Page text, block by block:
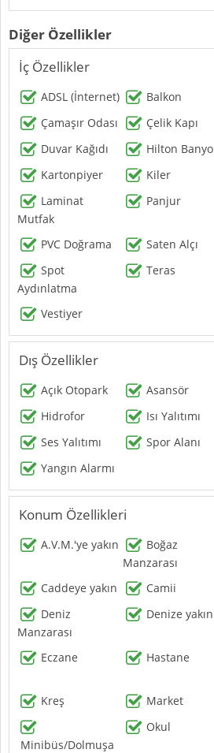
Diğer Özellikler
İç Özellikler
ADSL (İnternet) Balkon
Çamaşır Odası
Çelik Kapı
Duvar Kağıdı
Hilton Banyo
Kartonpiyer
Kiler
Laminat
Mutfak
Panjur
PVC Doğrama Saten Alçı
Spot
Aydınlatma
Teras
Vestiyer
Dış Özellikler
Açık Otopark Asansör
Hidrofor
Isı Yalıtımı
Ses Yalıtımı
Spor Alanı
Yangın Alarmı
Konum Özellikleri
A.V.M.'ye yakın
Boğaz
Manzarası
Caddeye yakın
Camii
Deniz
Manzarası
Denize yakın
Eczane Hastane
Kreş
Market
Minibüs/Dolmuşa
Okul